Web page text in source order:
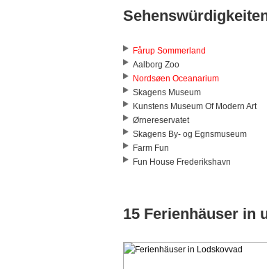
Fårup Sommerland
Aalborg Zoo
Nordsøen Oceanarium
Skagens Museum
Kunstens Museum Of Modern Art
Ørnereservatet
Skagens By- og Egnsmuseum
Farm Fun
Fun House Frederikshavn
15 Ferienhäuser in